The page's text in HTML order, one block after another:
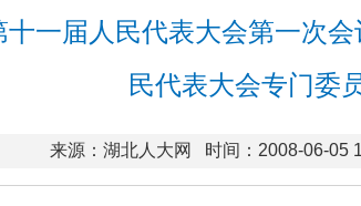
十一届人民代表大会第一次
民代表大会专门委
来源：湖北人大网 时间：2008-06-05